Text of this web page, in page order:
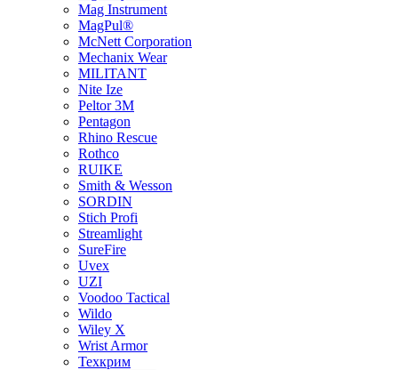
Mag Instrument
MagPul®
McNett Corporation
Mechanix Wear
MILITANT
Nite Ize
Peltor 3M
Pentagon
Rhino Rescue
Rothco
RUIKE
Smith & Wesson
SORDIN
Stich Profi
Streamlight
SureFire
Uvex
UZI
Voodoo Tactical
Wildo
Wiley X
Wrist Armor
Техкрим